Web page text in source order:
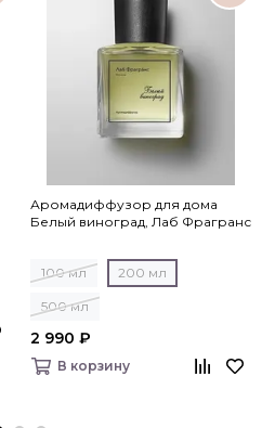
Аромадиффузор для дома
Белый виноград, Лаб Фрагранс
100 мл 200 мл
500 мл
2 990 ₽
В корзину